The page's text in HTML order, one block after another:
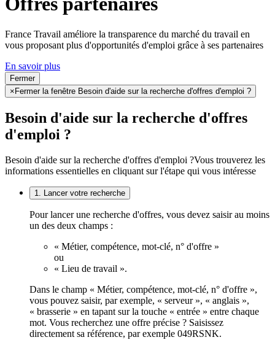
France Travail améliore la transparence du marché du travail en
vous proposant plus d'opportunités d'emploi grâce à ses partenaires
En savoir plus
Fermer
×Fermer la fenêtre Besoin d'aide sur la recherche d'offres d'emploi ?
Besoin d'aide sur la recherche d'offres
d'emploi ?
Besoin d'aide sur la recherche d'offres d'emploi ?Vous trouverez les
informations essentielles en cliquant sur l'étape qui vous intéresse
1. Lancer votre recherche
Pour lancer une recherche d'offres, vous devez saisir au moins
un des deux champs :
« Métier, compétence, mot-clé, n° d'offre »
ou
« Lieu de travail ».
Dans le champ « Métier, compétence, mot-clé, n° d'offre »,
vous pouvez saisir, par exemple, « serveur », « anglais »,
« brasserie » en tapant sur la touche « entrée » entre chaque
mot. Vous recherchez une offre précise ? Saisissez
directement sa référence, par exemple 049RSNK.